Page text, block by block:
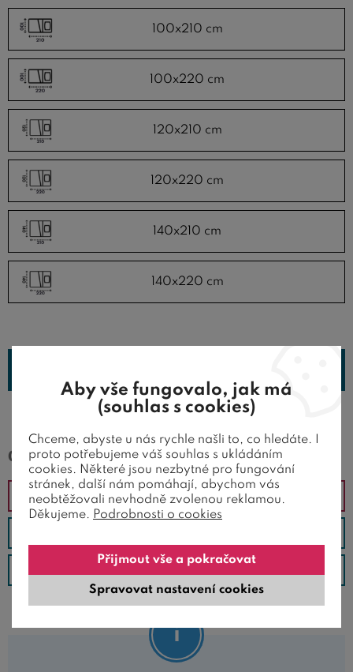
100x210 cm
100x220 cm
120x210 cm
120x220 cm
140x210 cm
140x220 cm
0 nabízené produkty
Doporučené
Od nejdražšího
Aby vše fungovalo, jak má
(souhlas s cookies)
Chceme, abyste u nás rychle našli to, co hledáte. I
proto potřebujeme váš souhlas s ukládáním
cookies. Některé jsou nezbytné pro fungování
stránek, další nám pomáhají, abychom vás
neobtěžovali nevhodně zvolenou reklamou.
Děkujeme. Podrobnosti o cookies
Spravovat nastavení cookies
Přijmout vše a pokračovat